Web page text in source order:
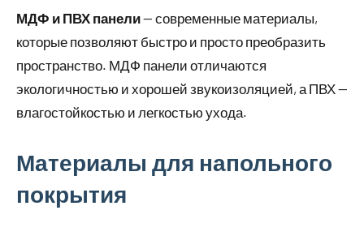
МДФ и ПВХ панели— современные материалы,
которые позволяют быстро и просто преобразить
пространство. МДФ панели отличаются
экологичностью и хорошей звукоизоляцией, а ПВХ —
влагостойкостью и легкостью ухода.
Материалы для напольного
покрытия